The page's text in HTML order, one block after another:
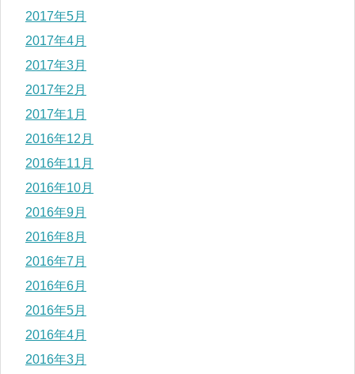
2017年5月
2017年4月
2017年3月
2017年2月
2017年1月
2016年12月
2016年11月
2016年10月
2016年9月
2016年8月
2016年7月
2016年6月
2016年5月
2016年4月
2016年3月